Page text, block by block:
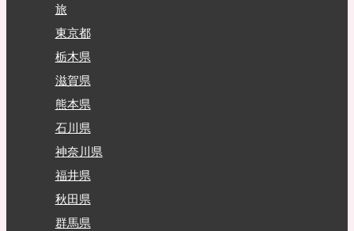
旅
東京都
栃木県
滋賀県
熊本県
石川県
神奈川県
福井県
秋田県
群馬県